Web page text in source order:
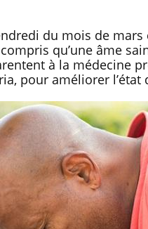
du mois de
qu’une âme
à la médecine
pour améliorer
Les troubles du
modifient